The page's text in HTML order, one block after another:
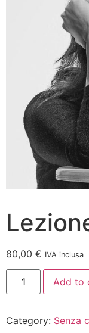
80,00 € IVA inclusa
Add to
Category: Senza